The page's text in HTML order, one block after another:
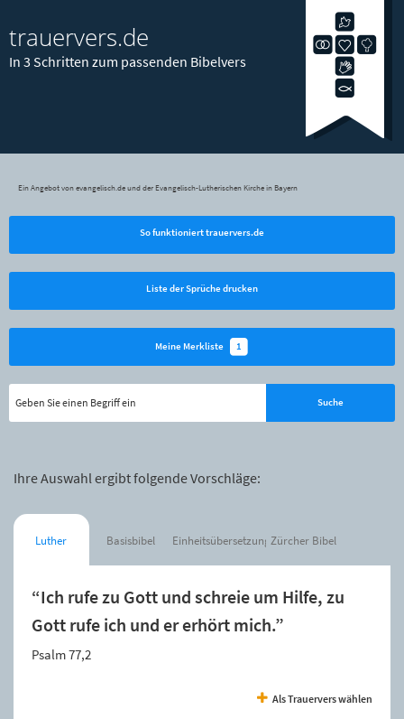
trauervers.de
In 3 Schritten zum passenden Bibelvers
Ein Angebot von evangelisch.de und der Evangelisch-Lutherischen Kirche in Bayern
So funktioniert trauervers.de
Liste der Sprüche drucken
Meine Merkliste 1
Ihre Auswahl ergibt folgende Vorschläge:
Luther Basisbibel Einheitsübersetzung Zürcher Bibel
“Ich rufe zu Gott und schreie um Hilfe, zu
Gott rufe ich und er erhört mich.”
Psalm 77,2
Als Trauervers wählen